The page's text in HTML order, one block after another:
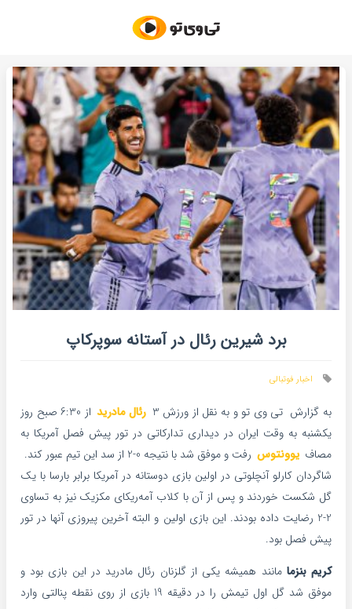
برد شیرین رئال در آستانه سوپرکاپ
اخبار فوتبالی
به گزارش تی وی تو و به نقل از ورزش 3 رئال مادرید
از 6:30 صبح روز
یکشنبه به وقت ایران در دیداری تدارکاتی در تور پیش فصل آمریکا به
مصاف یوونتوس رفت و موفق شد با نتیجه 0-2 از سد این تیم عبور کند.
شاگردان کارلو آنچلوتی در اولین بازی دوستانه‌ در آمریکا برابر بارسا با یک
گل شکست خوردند و پس از آن با کلاب آمه‌ریکای مکزیک نیز به تساوی
2-2 رضایت داده بودند. این بازی اولین و البته آخرین پیروزی آنها در تور
پیش فصل بود.
کریم بنزما مانند همیشه یکی از گلزنان رئال مادرید در این بازی بود و
موفق شد گل اول تیمش را در دقیقه 19 بازی از روی نقطه پنالتی وارد